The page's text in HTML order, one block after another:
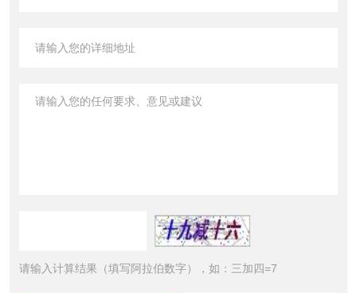
请输入计算结果（填写阿拉伯数字），如：三加四=7